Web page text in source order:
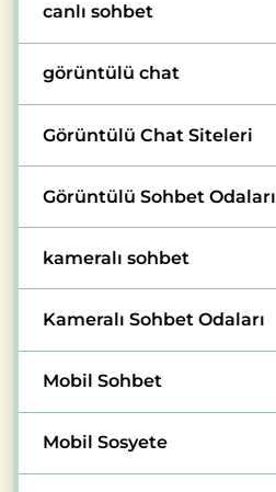
canlı sohbet
görüntülü chat
Görüntülü Chat Siteleri
Görüntülü Sohbet Odaları
kameralı sohbet
Kameralı Sohbet Odaları
Mobil Sohbet
Mobil Sosyete